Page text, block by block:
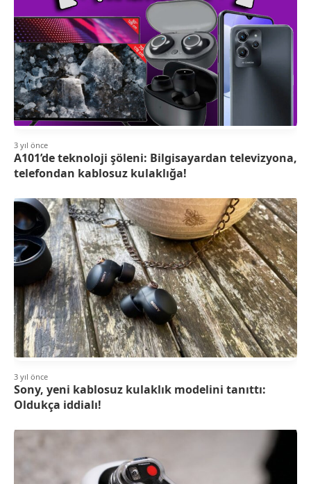
3 yıl önce
A101’de teknoloji şöleni: Bilgisayardan televizyona,
telefondan kablosuz kulaklığa!
3 yıl önce
Sony, yeni kablosuz kulaklık modelini tanıttı:
Oldukça iddialı!